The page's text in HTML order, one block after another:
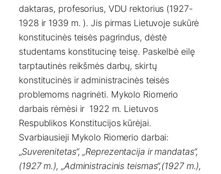
daktaras, profesorius, VDU rektorius (1927-
1928 ir 1939 m. ). Jis pirmas Lietuvoje sukūrė
konstitucinės teisės pagrindus, dėstė
studentams konstitucinę teisę. Paskelbė eilę
tarptautinės reikšmės darbų, skirtų
konstitucinės ir administracinės teisės
problemoms nagrinėti. Mykolo Riomerio
darbais rėmėsi ir 1922 m. Lietuvos
Respublikos Konstitucijos kūrėjai.
Svarbiausieji Mykolo Riomerio darbai:
„Suverenitetas“, „Reprezentacija ir mandatas“,
(1927 m.), „Administracinis teismas“,(1927 m.),